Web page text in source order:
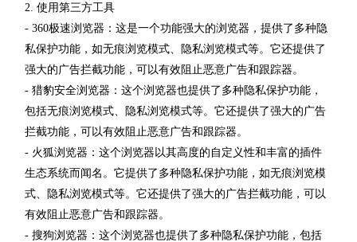
2. 使用第三方工具
- 360极速浏览器：这是一个功能强大的浏览器，提供了多种隐
私保护功能，如无痕浏览模式、隐私浏览模式等。它还提供了
强大的广告拦截功能，可以有效阻止恶意广告和跟踪器。
- 猎豹安全浏览器：这个浏览器也提供了多种隐私保护功能，
包括无痕浏览模式、隐私浏览模式等。它还提供了强大的广告
拦截功能，可以有效阻止恶意广告和跟踪器。
- 火狐浏览器：这个浏览器以其高度的自定义性和丰富的插件
生态系统而闻名。它提供了多种隐私保护功能，如无痕浏览模
式、隐私浏览模式等。它还提供了强大的广告拦截功能，可以
有效阻止恶意广告和跟踪器。
- 搜狗浏览器：这个浏览器也提供了多种隐私保护功能，包括